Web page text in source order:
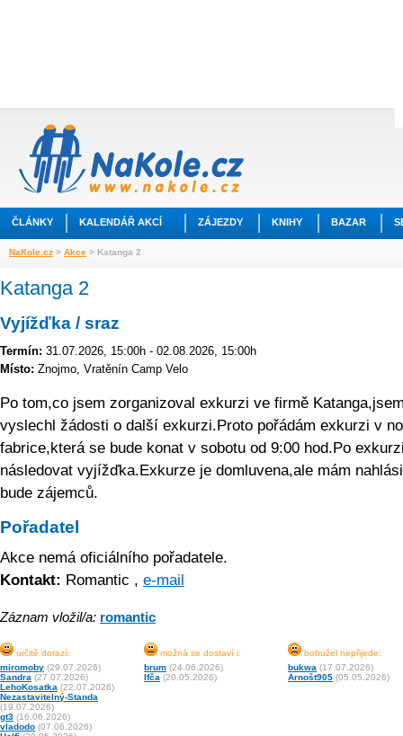
ČLÁNKY KALENDÁŘ AKCÍ ZÁJEZDY KNIHY BAZAR
NaKole.cz > Akce > Katanga 2
Katanga 2
Vyjížďka / sraz
Termín: 31.07.2026, 15:00h - 02.08.2026, 15:00h
Místo: Znojmo, Vratěnín Camp Velo
Po tom,co jsem zorganizoval exkurzi ve firmě
vyslechl žádosti o další exkurzi.Proto pořádám exkurzi v
fabrice,která se bude konat v sobotu od 9:00 hod.Po
následovat vyjížďka.Exkurze je domluvena,ale mám
bude zájemců.
Pořadatel
Akce nemá oficiálního pořadatele.
Kontakt: Romantic , e-mail
Záznam vložil/a: romantic
určitě dorazí:
miromoby (29.07.2026)
Sandra (27.07.2026)
LehoKosatka (22.07.2026)
Nezastavitelný-Standa
(19.07.2026)
gt3 (16.06.2026)
vladodo (07.06.2026)
možná se dostaví i:
brum (24.06.2026)
Ifča (20.05.2026)
bohužel nepřijede:
bukwa (17.07.2026)
Arnošt905 (05.05.2026)